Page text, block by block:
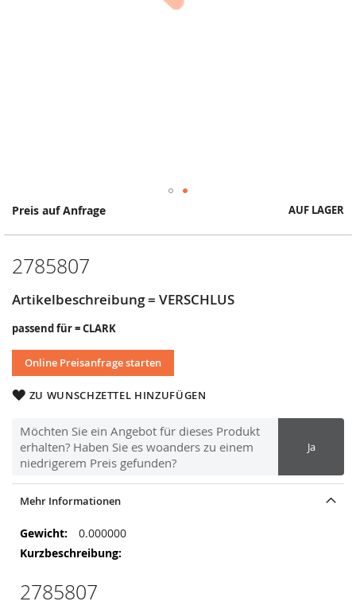
Preis auf Anfrage AUF LAGER
2785807
Artikelbeschreibung = VERSCHLUS
passend für = CLARK
Online Preisanfrage starten
ZU WUNSCHZETTEL HINZUFÜGEN
Möchten Sie ein Angebot für dieses Produkt
erhalten? Haben Sie es woanders zu einem
niedrigerem Preis gefunden?
Ja
Springe
Anfang
Bildergalerie
Mehr Informationen
Mehr
Informationen
0.000000
2785807